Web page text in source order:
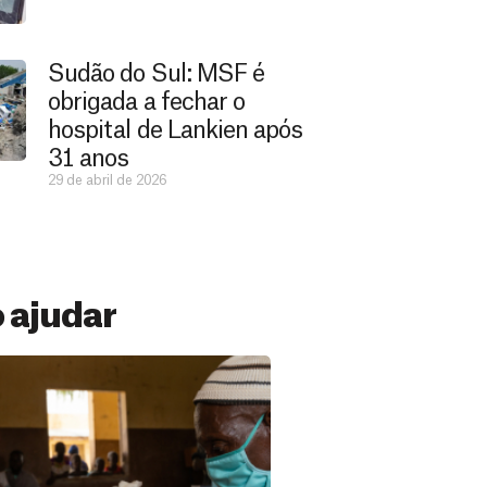
Sudão do Sul: MSF é
obrigada a fechar o
hospital de Lankien após
31 anos
29 de abril de 2026
ajudar